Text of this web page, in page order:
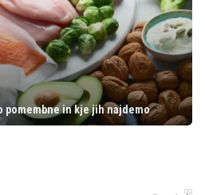
pomembne in kje jih najdemo